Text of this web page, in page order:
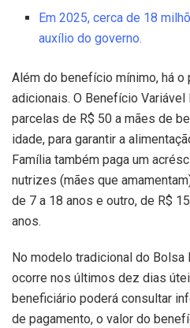
Em 2025, cerca de 18
auxílio do governo.
Além do benefício mínimo, há o
adicionais. O Benefício
parcelas de R$ 50 a mães de
idade, para garantir a
Família também paga um
nutrizes (mães que
de 7 a 18 anos e outro, de R$
anos.
No modelo tradicional do Bolsa
ocorre nos últimos dez dias
beneficiário poderá consultar
de pagamento, o valor do